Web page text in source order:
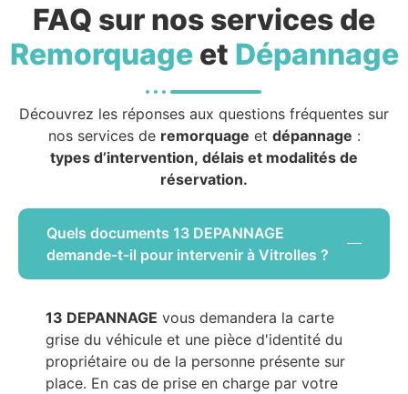
FAQ sur nos services de
Remorquageet Dépannage
Découvrez les réponses aux questions fréquentes sur
nos services de remorquage et dépannage :
types d’intervention, délais et modalités de
réservation.
Quels documents 13 DEPANNAGE
demande-t-il pour intervenir à Vitrolles ?
13 DEPANNAGE vous demandera la carte
grise du véhicule et une pièce d'identité du
propriétaire ou de la personne présente sur
place. En cas de prise en charge par votre